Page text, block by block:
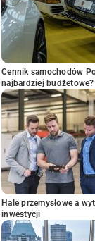
Cennik samochodów
najbardziej budżetowe?
Hale przemysłowe a
inwestycji